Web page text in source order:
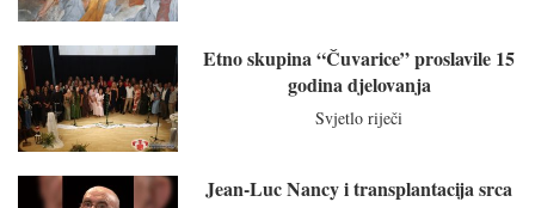
Etno skupina “Čuvarice” proslavile 15
godina djelovanja
Svjetlo riječi
Jean-Luc Nancy i transplantacija srca